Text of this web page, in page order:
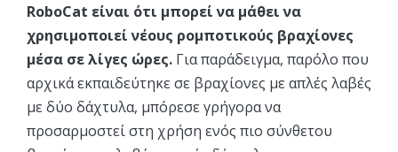
RoboCat είναι ότι μπορεί να μάθει να
χρησιμοποιεί νέους ρομποτικούς βραχίονες
μέσα σε λίγες ώρες. Για παράδειγμα, παρόλο που
αρχικά εκπαιδεύτηκε σε βραχίονες με απλές λαβές
με δύο δάχτυλα, μπόρεσε γρήγορα να
προσαρμοστεί στη χρήση ενός πιο σύνθετου